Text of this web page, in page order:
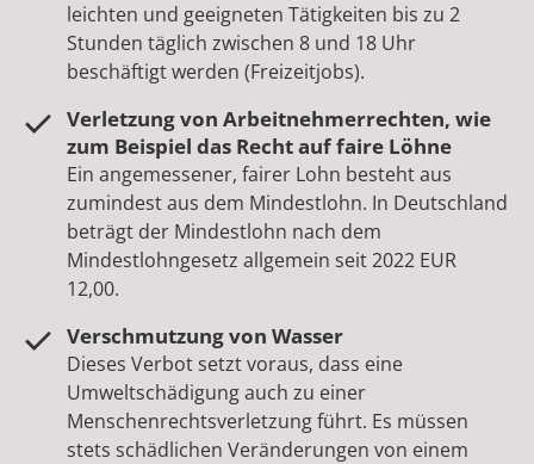
leichten und geeigneten Tätigkeiten bis zu 2
Stunden täglich zwischen 8 und 18 Uhr
beschäftigt werden (Freizeitjobs).
Verletzung von Arbeitnehmerrechten, wie
zum Beispiel das Recht auf faire Löhne
Ein angemessener, fairer Lohn besteht aus
zumindest aus dem Mindestlohn. In Deutschland
beträgt der Mindestlohn nach dem
Mindestlohngesetz allgemein seit 2022 EUR
12,00.
Verschmutzung von Wasser
Dieses Verbot setzt voraus, dass eine
Umweltschädigung auch zu einer
Menschenrechtsverletzung führt. Es müssen
stets schädlichen Veränderungen von einem